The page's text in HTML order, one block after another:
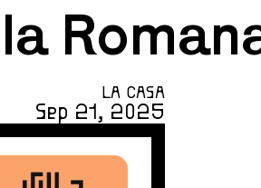
LA CASA
Sep 21, 2025